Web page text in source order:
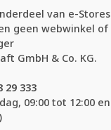
van e-Stores
geen webwinkel of
GmbH & Co. KG.
29 333
09:00 tot 12:00 en